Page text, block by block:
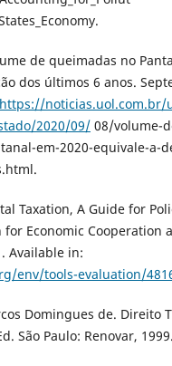
de queimadas no
dos últimos 6 anos.
https://noticias.uol.com.br/
2020/09/08/volume-
em-2020-equivale-a-
Taxation, A Guide for
Economic Cooperation
Available in:
env/tools-evaluation/
Domingues de. Direito
São Paulo: Renovar, 1999.